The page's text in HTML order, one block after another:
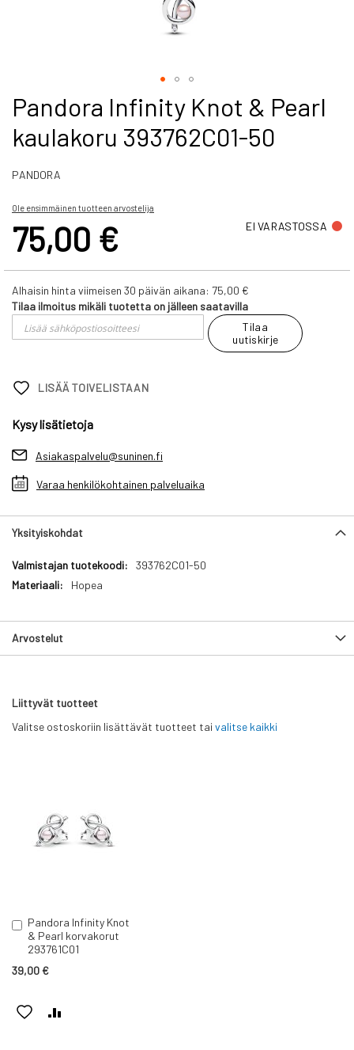
Skip
to
the
beginning
the
gallery
Pandora Infinity Knot & Pearl
kaulakoru 393762C01-50
PANDORA
Ole ensimmäinen tuotteen arvostelija
75,00 € EI VARASTOSSA
Alhaisin hinta viimeisen 30 päivän aikana: 75,00 €
Tilaa ilmoitus mikäli tuotetta on jälleen saatavilla
Tilaa
uutiskirje
LISÄÄ TOIVELISTAAN
Kysy lisätietoja
Asiakaspalvelu@suninen.fi
Varaa henkilökohtainen palveluaika
Yksityiskohdat
Yksityiskohdat
393762C01-50
Hopea
Arvostelut
Liittyvät tuotteet
Valitse ostoskoriin lisättävät tuotteet tai valitse kaikki
Pandora Infinity Knot
& Pearl korvakorut
293761C01
39,00 €
Lisää
ostoskoriin
LISÄÄ